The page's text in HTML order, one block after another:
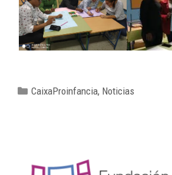
CaixaProinfancia, Noticias